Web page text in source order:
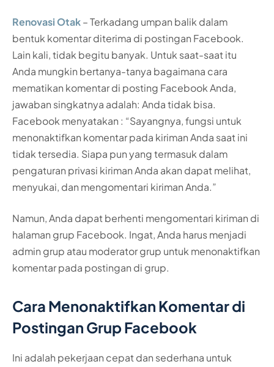
Renovasi Otak– Terkadang umpan balik dalam
bentuk komentar diterima di postingan Facebook.
Lain kali, tidak begitu banyak. Untuk saat-saat itu
Anda mungkin bertanya-tanya bagaimana cara
mematikan komentar di posting Facebook Anda,
jawaban singkatnya adalah: Anda tidak bisa.
Facebook menyatakan : “Sayangnya, fungsi untuk
menonaktifkan komentar pada kiriman Anda saat ini
tidak tersedia. Siapa pun yang termasuk dalam
pengaturan privasi kiriman Anda akan dapat melihat,
menyukai, dan mengomentari kiriman Anda.”
Namun, Anda dapat berhenti mengomentari kiriman di
halaman grup Facebook. Ingat, Anda harus menjadi
admin grup atau moderator grup untuk menonaktifkan
komentar pada postingan di grup.
Cara Menonaktifkan Komentar di
Postingan Grup Facebook
Ini adalah pekerjaan cepat dan sederhana untuk